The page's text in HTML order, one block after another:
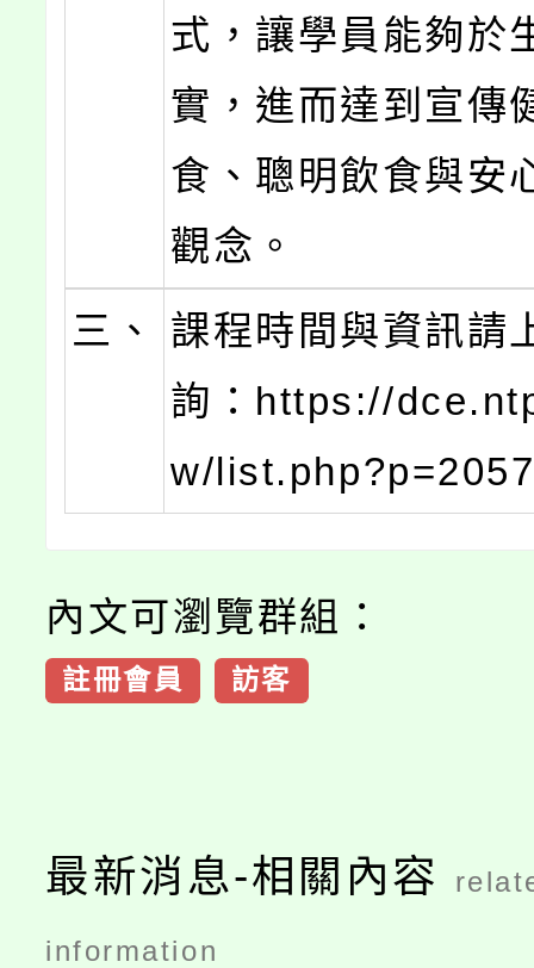
式，讓學員能夠於
實，進而達到宣傳
食、聰明飲食與安
觀念。
三、
課程時間與資訊請
詢：https://
w/
內文可瀏覽群組：
註冊會員 訪客
最新消息-相關內容
information